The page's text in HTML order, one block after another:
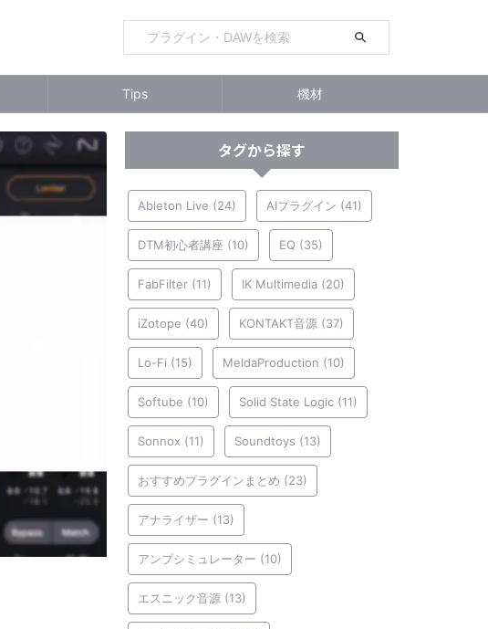
Tips 機材
タグから探す
Ableton Live (24) AIプラグイン (41)
DTM初心者講座 (10) EQ (35)
FabFilter (11) IK Multimedia (20)
iZotope (40) KONTAKT音源 (37)
Lo-Fi (15) MeldaProduction (10)
Softube (10) Solid State Logic (11)
Sonnox (11) Soundtoys (13)
おすすめプラグインまとめ (23)
アナライザー (13)
アンプシミュレーター (10)
エスニック音源 (13)